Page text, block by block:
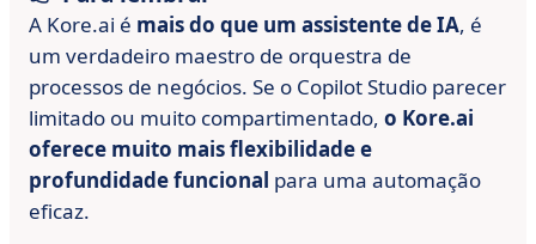
A Kore.ai é mais do que um assistente de IA, é
um verdadeiro maestro de orquestra de
processos de negócios. Se o Copilot Studio parecer
limitado ou muito compartimentado, o Kore.ai
oferece muito mais flexibilidade e
profundidade funcional para uma automação
eficaz.